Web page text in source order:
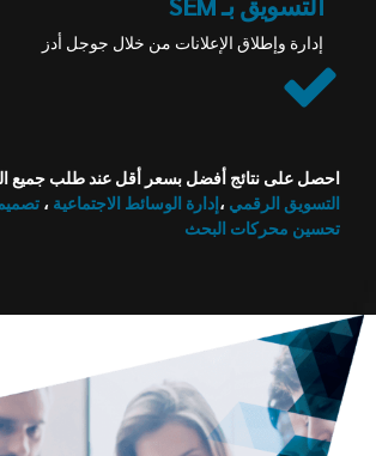
إدارة وإطلاق الإعلانات من خلال جوجل أدز
احصل على نتائج أفضل بسعر أقل عند طلب جميع
التسويق الرقمي ، إدارة الوسائط الاجتماعية ، تصميم
تحسين محركات البحث